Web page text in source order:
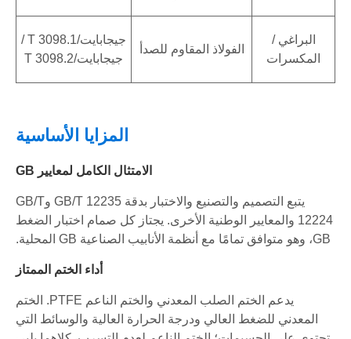
البراغي /
المكسرات
الفولاذ المقاوم للصدأ
جيجابايت/T 3098.1 /
جيجابايت/T 3098.2
المزايا الأساسية
الامتثال الكامل لمعايير GB
يتبع التصميم والتصنيع والاختبار بدقة GB/T 12235 وGB/T
12224 والمعايير الوطنية الأخرى. يجتاز كل صمام اختبار الضغط
GB، وهو متوافق تمامًا مع أنظمة الأنابيب الصناعية GB المحلية.
أداء الختم الممتاز
يدعم الختم الصلب المعدني والختم الناعم PTFE. الختم
المعدني للضغط العالي ودرجة الحرارة العالية والوسائط التي